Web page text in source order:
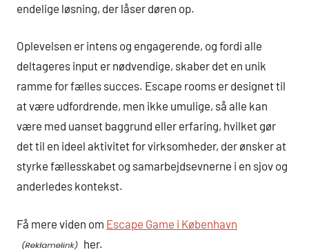
endelige løsning, der låser døren op.
Oplevelsen er intens og engagerende, og fordi alle
deltageres input er nødvendige, skaber det en unik
ramme for fælles succes. Escape rooms er designet til
at være udfordrende, men ikke umulige, så alle kan
være med uanset baggrund eller erfaring, hvilket gør
det til en ideel aktivitet for virksomheder, der ønsker at
styrke fællesskabet og samarbejdsevnerne i en sjov og
anderledes kontekst.
Få mere viden om Escape Game i København
her.